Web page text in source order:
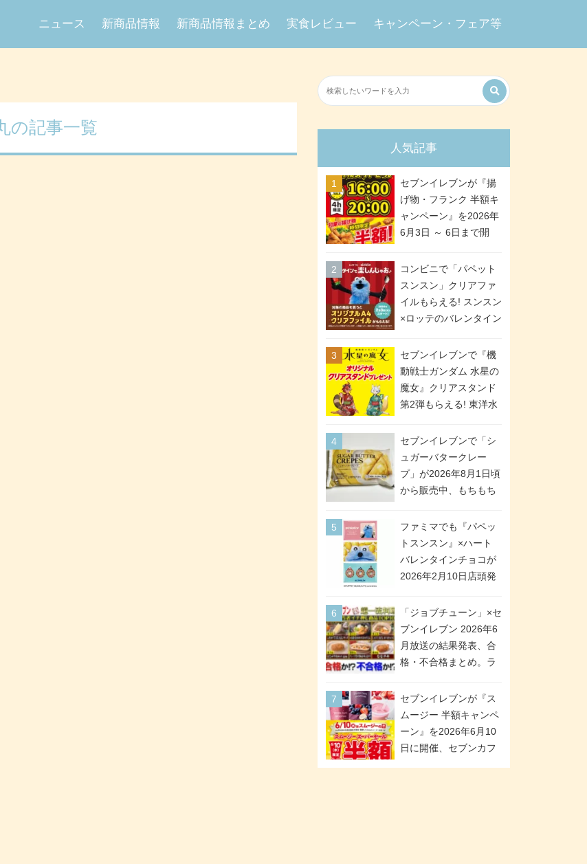
ニュース 新商品情報 新商品情報まとめ 実食レビュー キャンペーン・フェア等
の記事一覧
人気記事
セブンイレブンが『揚
げ物・フランク 半額キ
ャンペーン』を2026年
6月3日 ～ 6日まで開
などが「揚げ物スーパ
ーセール」でお得に! 各
日16:00 ～ 20:00の4時
間限定で実施。ななチ
メリカンドッグが税抜
き69円!
コンビニで「パペット
スンスン」クリアファ
イルもらえる! スンスン
×ロッテのバレンタイン
スタート。セブン、フ
ァミマ、ローソンの3社
で異なるデザイン＆対
象商品
セブンイレブンで『機
動戦士ガンダム 水星の
魔女』クリアスタンド
第2弾もらえる! 東洋水
ペーンが2026年5月26
日スタート。浴衣＆た
ぬき・キツネ姿のスレ
ッタ / ミオリネ / グエ
号・5号) / シャディク
ドになって登場!
セブンイレブンで「シ
ュガーバタークレー
プ」が2026年8月1日頃
から販売中、もちもち
シュガー＆バターをレ
ンジアップで手軽に楽
しめる冷凍食品。2個入
り
ファミマでも『パペッ
トスンスン』×ハート
バレンタインチョコが
2026年2月10日店頭発
チョコ」「チョコ缶」
「ツインギフト」が登
場
「ジョブチューン」×セ
ブンイレブン 2026年6
月放送の結果発表、合
格・不合格まとめ。ラ
合格「金のハンバー
グ」。満場一致合格数
は6商品、合格数は2商
品。TVerでの見逃し配
セブンイレブンが『ス
ムージー 半額キャンペ
ーン』を2026年6月10
日に開催、セブンカフ